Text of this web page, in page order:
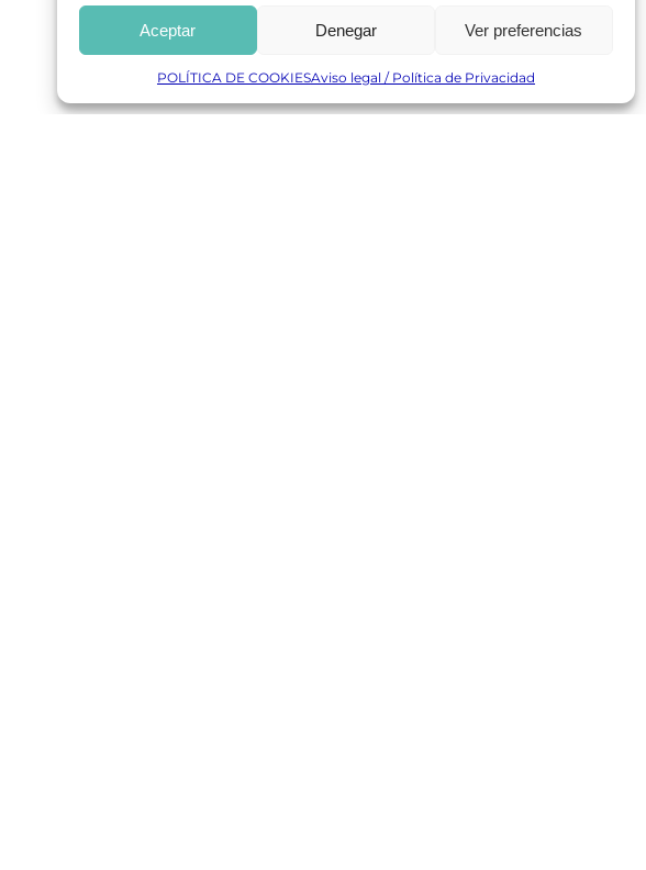
Aceptar Denegar Ver preferencias
POLÍTICA DE COOKIESAviso legal / Política de Privacidad